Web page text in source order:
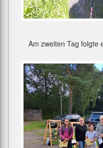
Am zweiten Tag folgte